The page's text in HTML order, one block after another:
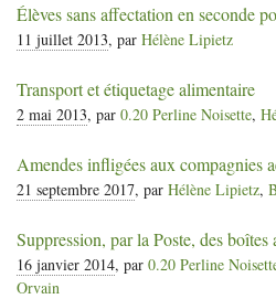
Élèves sans affectation en seconde
11 juillet 2013, par Hélène Lipietz
Transport et étiquetage alimentaire
2 mai 2013, par 0.20 Perline Noisette,
Amendes infligées aux compagnies
21 septembre 2017, par Hélène Lipietz,
Suppression, par la Poste, des boîtes
16 janvier 2014, par 0.20 Perline
Orvain